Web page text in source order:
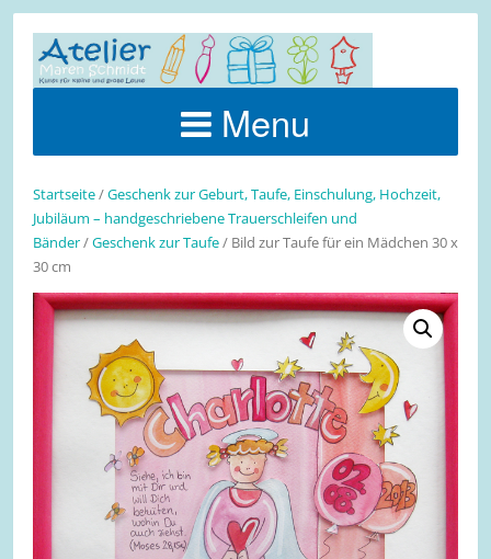
Menu
Startseite/Geschenk zur Geburt, Taufe, Einschulung, Hochzeit,
Jubiläum – handgeschriebene Trauerschleifen und
Bänder/Geschenk zur Taufe/ Bild zur Taufe für ein Mädchen 30 x
30 cm